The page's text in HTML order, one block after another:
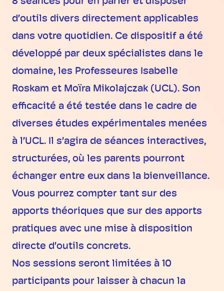
d’outils divers directement applicables
dans votre quotidien. Ce dispositif a été
développé par deux spécialistes dans le
domaine, les Professeures Isabelle
Roskam et Moïra Mikolajczak (UCL). Son
efficacité a été testée dans le cadre de
diverses études expérimentales menées
à l’UCL. Il s’agira de séances interactives,
structurées, où les parents pourront
échanger entre eux dans la bienveillance.
Vous pourrez compter tant sur des
apports théoriques que sur des apports
pratiques avec une mise à disposition
directe d’outils concrets.
Nos sessions seront limitées à 10
participants pour laisser à chacun la